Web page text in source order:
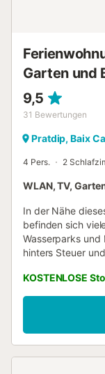
Garten und
9,5
31 Bewertungen
Pratdip, Baix
4 Pers. 2
WLAN, TV,
In der Nähe
befinden sich
Wasserparks
hinters Steuer
Club (9
Autominuten).
ausspannen
trinken, und
genug Frischluft
KOSTENLOSE